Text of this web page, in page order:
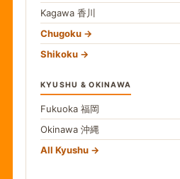
Kagawa 香川
Chugoku
Shikoku
KYUSHU & OKINAWA
Fukuoka 福岡
Okinawa 沖縄
All Kyushu